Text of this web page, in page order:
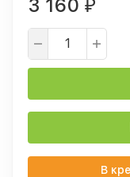
3 160 ₽
В